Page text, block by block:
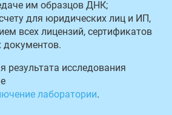
им образцов ДНК;
для юридических лиц и ИП,
всех лицензий, сертификатов
документов.
результата исследования
лаборатории.